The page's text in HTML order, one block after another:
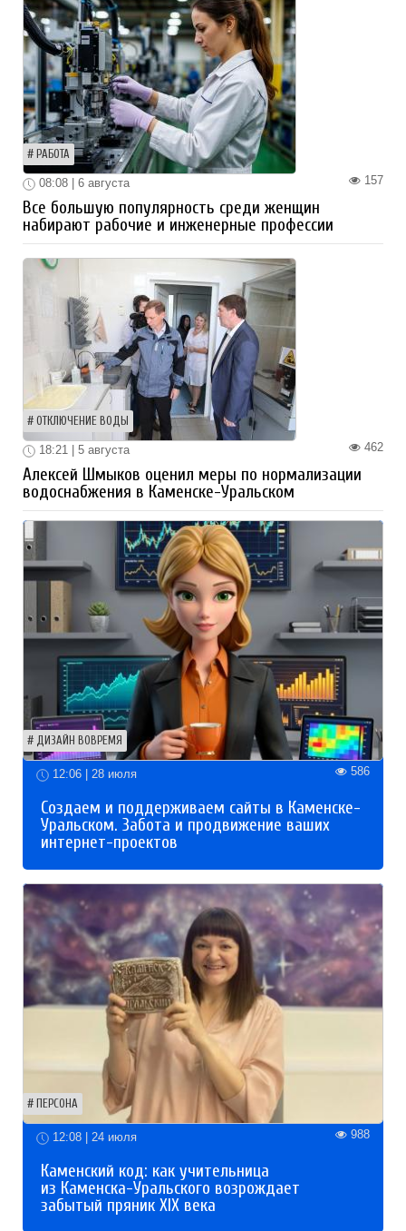
РАБОТА
157
08:08 | 6 августа
Все большую популярность среди женщин
набирают рабочие и инженерные профессии
ОТКЛЮЧЕНИЕ ВОДЫ
462
18:21 | 5 августа
Алексей Шмыков оценил меры по нормализации
водоснабжения в Каменске-Уральском
ДИЗАЙН ВОВРЕМЯ
12:06 | 28 июля 586
Создаем и поддерживаем сайты в Каменске-
Уральском. Забота и продвижение ваших
интернет-проектов
ПЕРСОНА
12:08 | 24 июля 988
Каменский код: как учительница
из Каменска-Уральского возрождает
забытый пряник XIX века